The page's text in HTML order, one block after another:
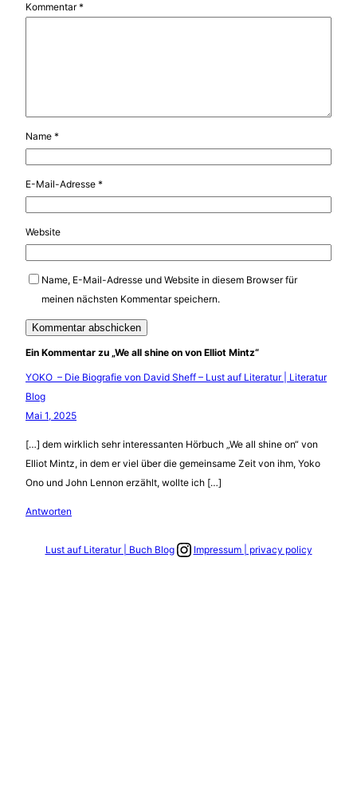
Kommentar*
Name *
E-Mail-Adresse *
Website
Name, E-Mail-Adresse und Website in diesem Browser für
meinen nächsten Kommentar speichern.
Ein Kommentar zu „We all shine on von Elliot Mintz“
YOKO – Die Biografie von David Sheff – Lust auf Literatur | Literatur
Blog
Mai 1, 2025
[…] dem wirklich sehr interessanten Hörbuch „We all shine on“ von
Elliot Mintz, in dem er viel über die gemeinsame Zeit von ihm, Yoko
Ono und John Lennon erzählt, wollte ich […]
Antworten
Lust auf Literatur | Buch BlogLink zum Instagram Account
Impressum | privacy policy